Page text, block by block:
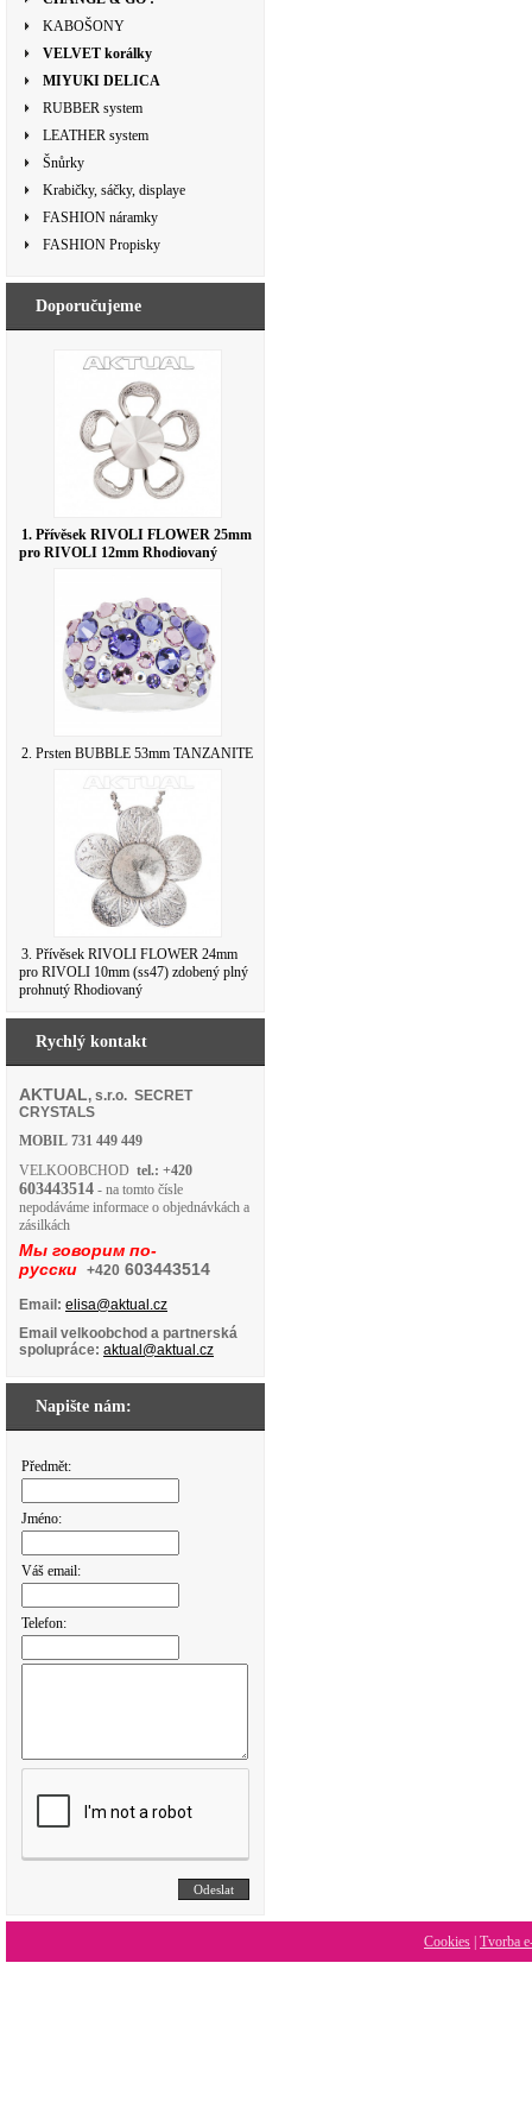
KABOŠONY
VELVET korálky
MIYUKI DELICA
RUBBER system
LEATHER system
Šnůrky
Krabičky, sáčky, displaye
FASHION náramky
FASHION Propisky
Doporučujeme
1. Přívěsek RIVOLI FLOWER 25mm
pro RIVOLI 12mm Rhodiovaný
2. Prsten BUBBLE 53mm TANZANITE
3. Přívěsek RIVOLI FLOWER 24mm
pro RIVOLI 10mm (ss47) zdobený plný
prohnutý Rhodiovaný
Rychlý kontakt
AKTUAL, s.r.o. SECRET
CRYSTALS
MOBIL 731 449 449
VELKOOBCHOD tel.: +420
603443514 - na tomto čísle
nepodáváme informace o objednávkách a
zásilkách
Мы говорим по-
русски +420 603443514
Email: elisa@aktual.cz
Email velkoobchod a partnerská
spolupráce: aktual@aktual.cz
Napište nám:
Předmět:
Jméno:
Váš email:
Telefon:
Cookies Tvorba